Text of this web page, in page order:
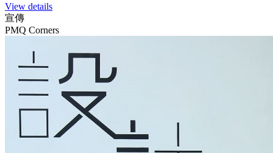
View details
宣傳
PMQ Corners